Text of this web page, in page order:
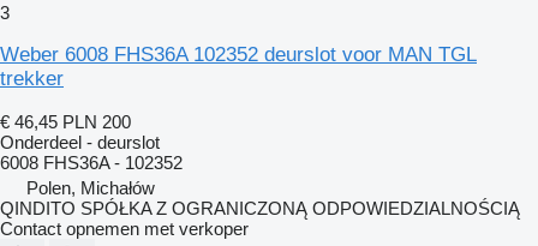
3
Weber 6008 FHS36A 102352 deurslot voor MAN TGL
trekker
€ 46,45 PLN 200
Onderdeel - deurslot
6008 FHS36A - 102352
Polen, Michałów
QINDITO SPÓŁKA Z OGRANICZONĄ ODPOWIEDZIALNOŚCIĄ
Contact opnemen met verkoper